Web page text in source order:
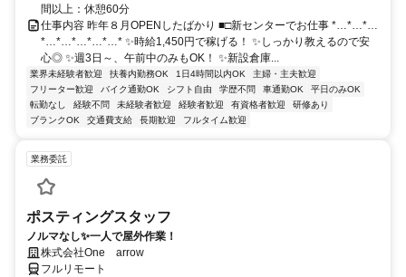
間以上：休憩60分
仕事内容 昨年８月OPENしたばかり ■□新センターでお仕事 *…*…*…
*…*…*…*…*…* ✨時給1,450円で稼げる！ ✨しっかり教えるので安
心◎ ✨週3日～、午前中のみもOK！ ✨新設倉庫...
業界未経験者歓迎 扶養内勤務OK 1日4時間以内OK
主婦・主夫歓迎
フリーター歓迎
バイク通勤OK シフト自由 学歴不問 車通勤OK
平日のみOK
転勤なし
経験不問 未経験者歓迎 経験者歓迎 有資格者歓迎
研修あり
ブランクOK
交通費支給 長期歓迎 フルタイム歓迎
業務委託
ポスティングスタッフ
ノルマなし✨一人で屋外作業！
株式会社One arrow
フルリモート